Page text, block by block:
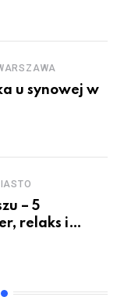
u synowej w
– 5
relaks i